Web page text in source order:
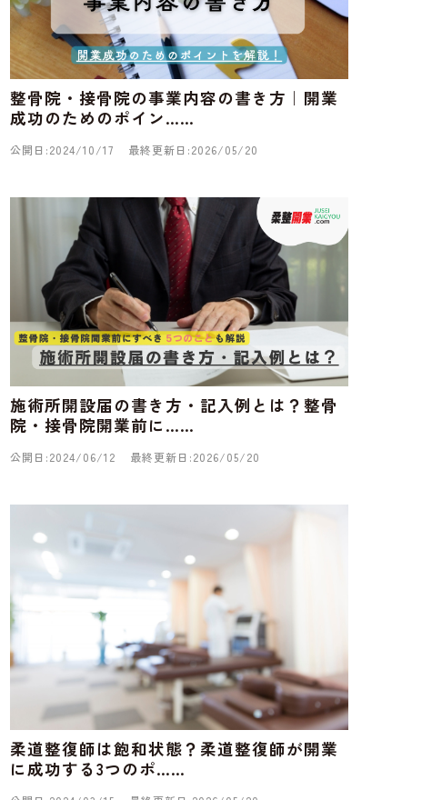
整骨院・接骨院の事業内容の書き方｜開業
成功のためのポイン……
公開日:2024/10/17 最終更新日:2026/05/20
施術所開設届の書き方・記入例とは？整骨
院・接骨院開業前に……
公開日:2024/06/12 最終更新日:2026/05/20
柔道整復師は飽和状態？柔道整復師が開業
に成功する3つのポ……